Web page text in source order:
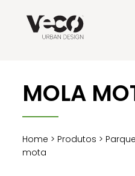
MOLA
Home > Produtos >
mota